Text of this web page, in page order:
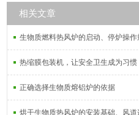
相关文章
生物质燃料热风炉的启动、停炉操
热缩膜包装机，让安全卫生成为习惯
正确选择生物质熔铝炉的依据
烘干生物质热风炉的安装基础、风